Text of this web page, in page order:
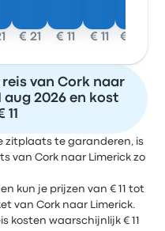
€ 21 € 11 € 11 € 11
van Cork naar
aug 2026 en kost
11
zitplaats te garanderen, is
van Cork naar Limerick zo
kun je prijzen van € 11 tot
van Cork naar Limerick.
kosten waarschijnlijk € 11